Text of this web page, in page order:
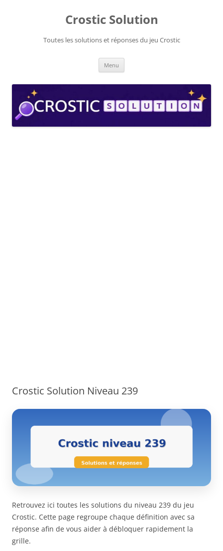
Crostic Solution
Toutes les solutions et réponses du jeu Crostic
Menu
Crostic Solution Niveau 239
Retrouvez ici toutes les solutions du niveau 239 du jeu
Crostic. Cette page regroupe chaque définition avec sa
réponse afin de vous aider à débloquer rapidement la
grille.